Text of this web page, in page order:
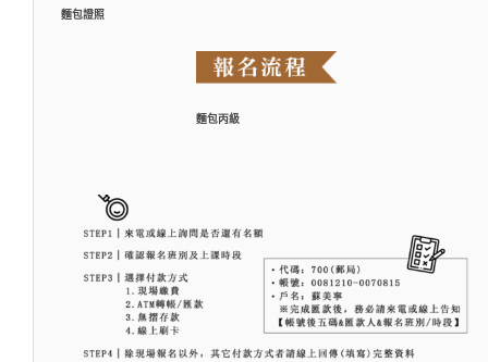
麵包證照
麵包丙級